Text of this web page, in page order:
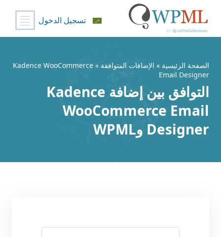
المحتوى
تسجيل الدخول
الصفحة الرئيسية » الإضافات المتوافقة
» Kadence WooCommerce
Email Designer
التوافق بين إضافة Kadence
WooCommerce Email
Designer وWPML